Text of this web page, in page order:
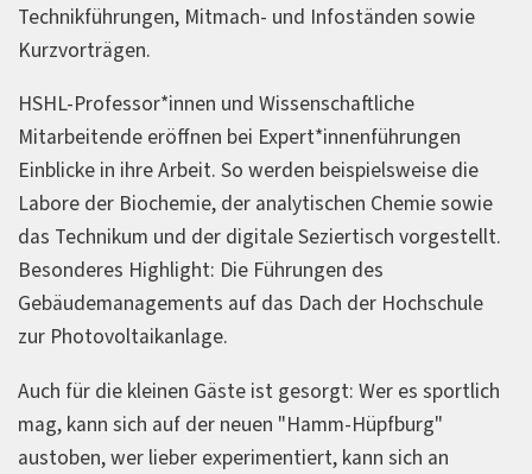
Technikführungen, Mitmach- und Infoständen sowie
Kurzvorträgen.
HSHL-Professor*innen und Wissenschaftliche
Mitarbeitende eröffnen bei Expert*innenführungen
Einblicke in ihre Arbeit. So werden beispielsweise die
Labore der Biochemie, der analytischen Chemie sowie
das Technikum und der digitale Seziertisch vorgestellt.
Besonderes Highlight: Die Führungen des
Gebäudemanagements auf das Dach der Hochschule
zur Photovoltaikanlage.
Auch für die kleinen Gäste ist gesorgt: Wer es sportlich
mag, kann sich auf der neuen "Hamm-Hüpfburg"
austoben, wer lieber experimentiert, kann sich an